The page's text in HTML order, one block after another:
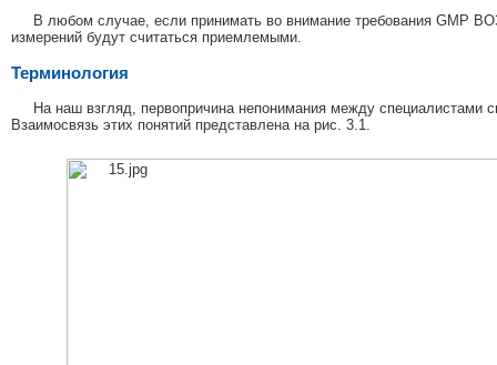
В любом случае, если принимать во внимание требования GMP
измерений будут считаться приемлемыми.
Терминология
На наш взгляд, первопричина непонимания между специалистами
Взаимосвязь этих понятий представлена на рис. 3.1.